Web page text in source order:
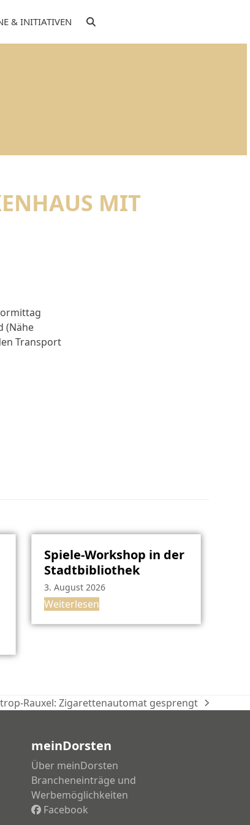
& INITIATIVEN
MIT
(Nähe
Transport
Spiele-Workshop in der
Stadtbibliothek
3. August 2026
Weiterlesen
Rauxel: Zigarettenautomat gesprengt
meinDorsten
Über meinDorsten
Brancheneinträge und
Werbemöglichkeiten
Facebook